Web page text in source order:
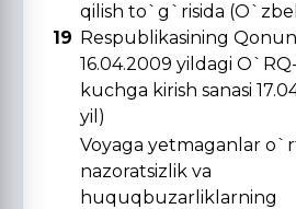
19
qilish to`g`risida
Respublikasining
16.04.2009 yildagi
kuchga kirish sanasi
yil)
Voyaga yetmaganlar
nazoratsizlik va
huquqbuzarliklarning